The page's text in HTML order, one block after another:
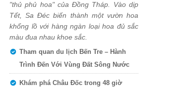
"thủ phủ hoa" của Đồng Tháp. Vào dịp
Tết, Sa Đéc biến thành một vườn hoa
khổng lồ với hàng ngàn loại hoa đủ sắc
màu đua nhau khoe sắc.
Tham quan du lịch Bến Tre – Hành
Trình Đến Với Vùng Đất Sông Nước
Khám phá Châu Đốc trong 48 giờ